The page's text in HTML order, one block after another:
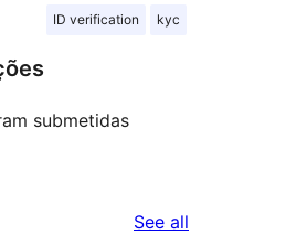
ID verification kyc
submetidas
See all